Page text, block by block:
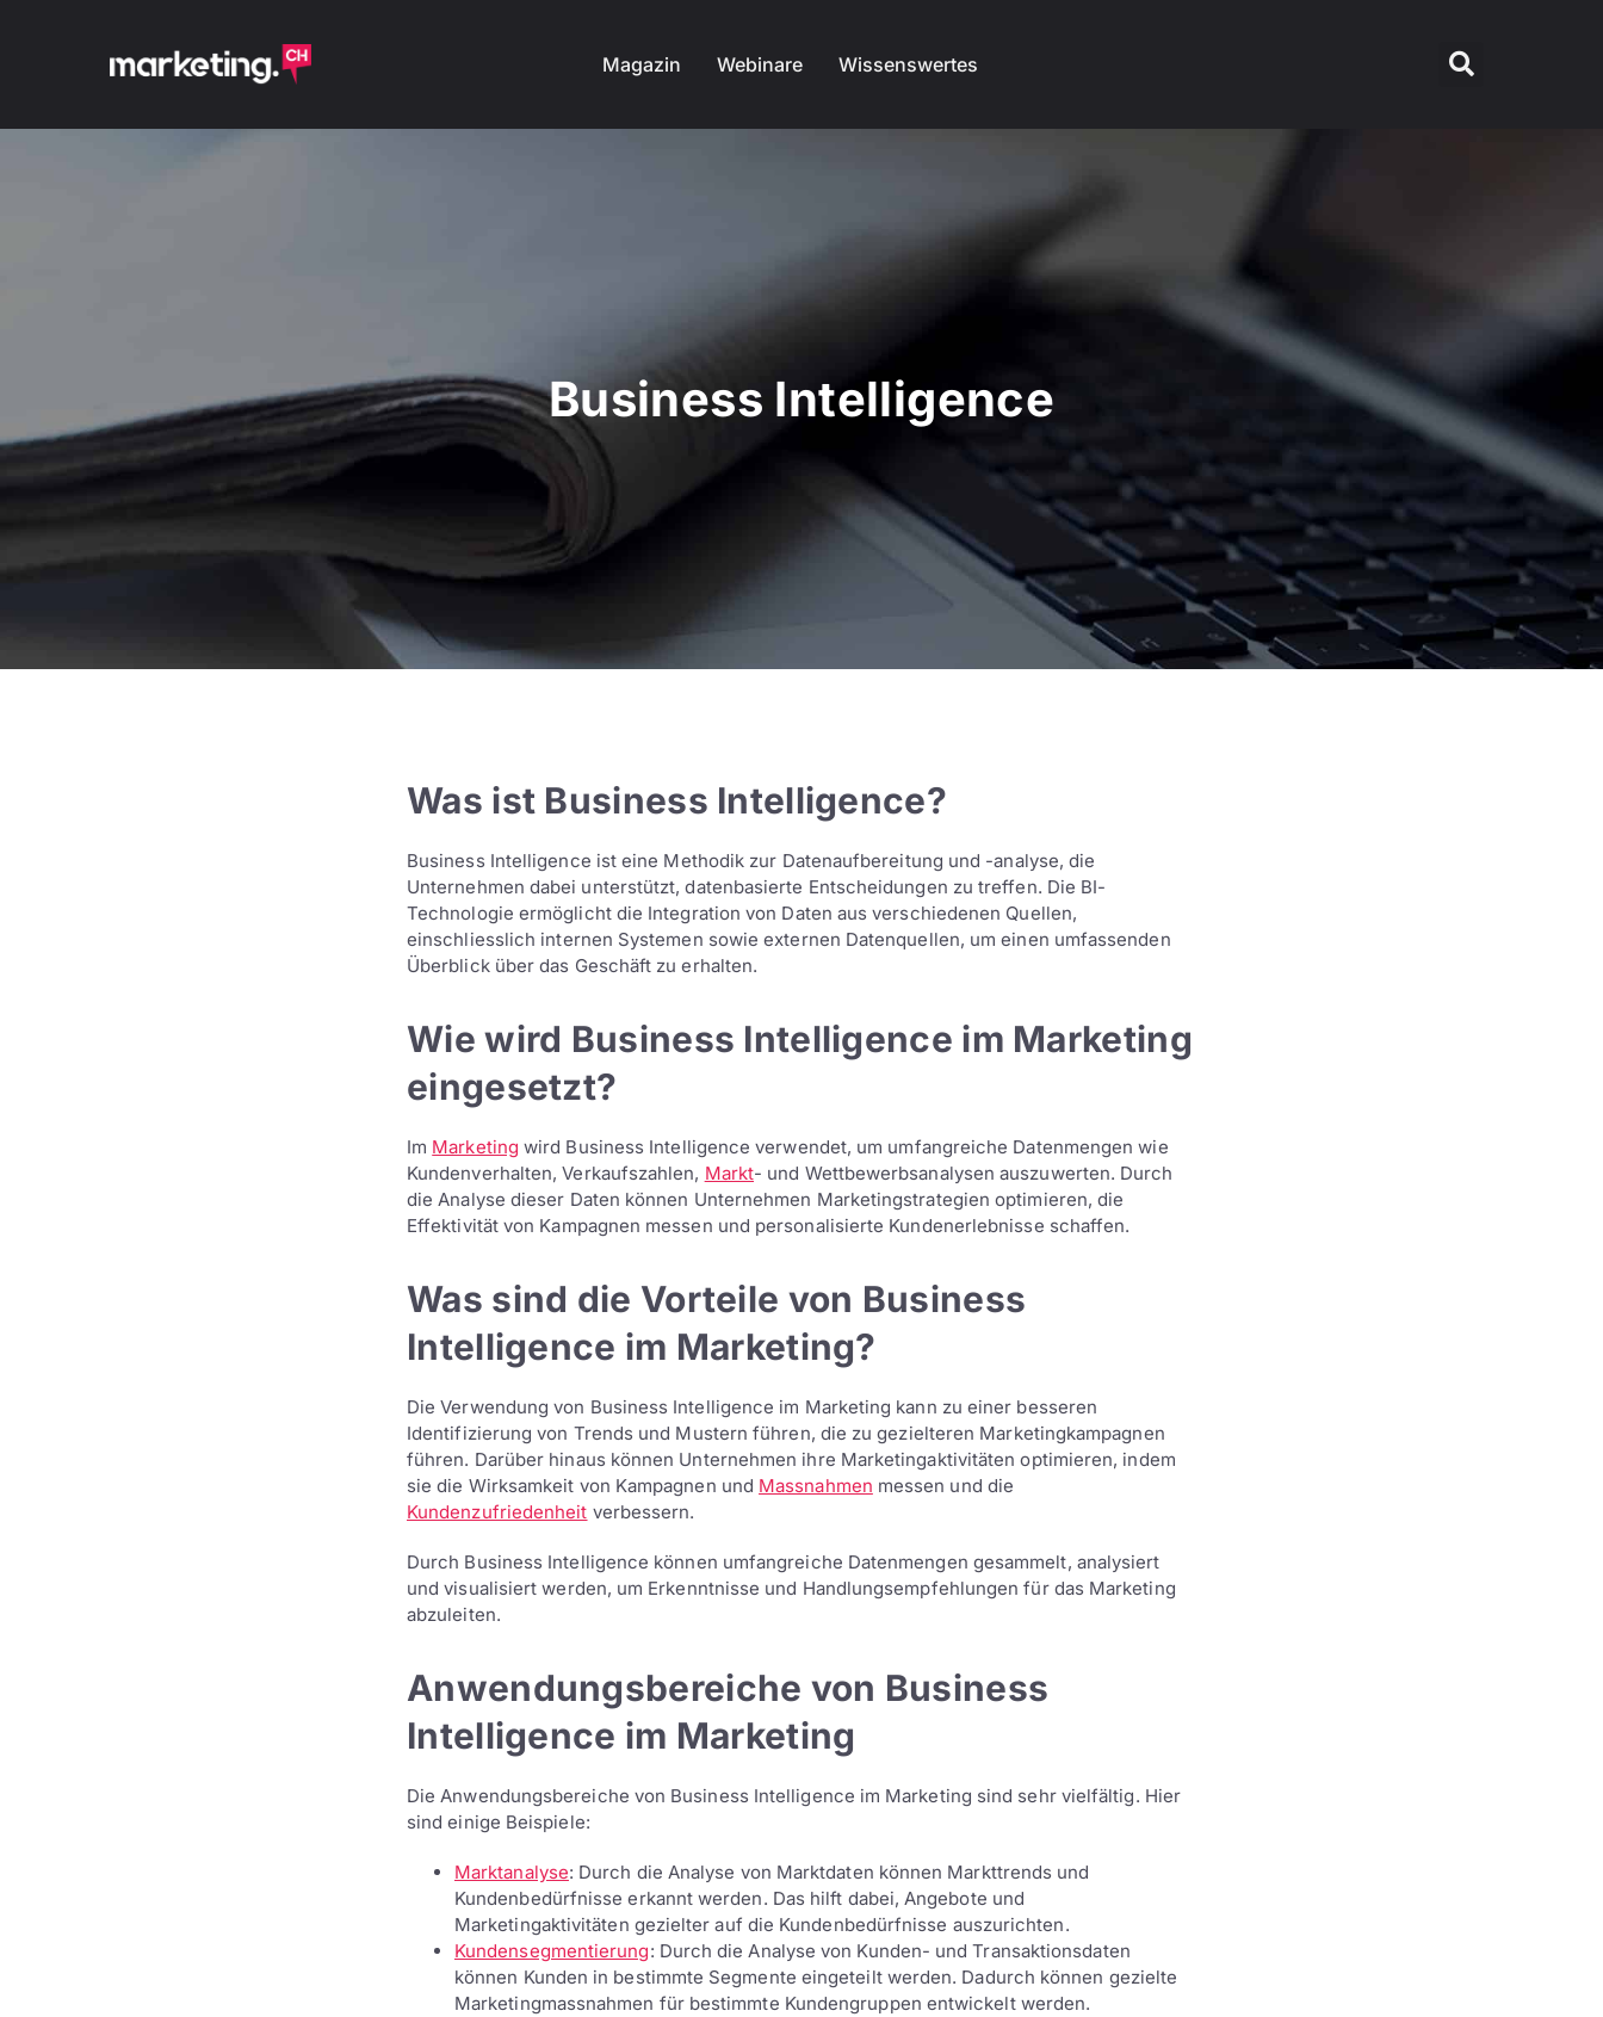
Magazin Webinare Wissenswertes
Business Intelligence
Was ist Business Intelligence?
Business Intelligence ist eine Methodik zur Datenaufbereitung und -analyse, die
Unternehmen dabei unterstützt, datenbasierte Entscheidungen zu treffen. Die BI-
Technologie ermöglicht die Integration von Daten aus verschiedenen Quellen,
einschliesslich internen Systemen sowie externen Datenquellen, um einen umfassenden
Überblick über das Geschäft zu erhalten.
Wie wird Business Intelligence im Marketing
eingesetzt?
Im Marketing wird Business Intelligence verwendet, um umfangreiche Datenmengen wie
Kundenverhalten, Verkaufszahlen, Markt- und Wettbewerbsanalysen auszuwerten. Durch
die Analyse dieser Daten können Unternehmen Marketingstrategien optimieren, die
Effektivität von Kampagnen messen und personalisierte Kundenerlebnisse schaffen.
Was sind die Vorteile von Business
Intelligence im Marketing?
Die Verwendung von Business Intelligence im Marketing kann zu einer besseren
Identifizierung von Trends und Mustern führen, die zu gezielteren Marketingkampagnen
führen. Darüber hinaus können Unternehmen ihre Marketingaktivitäten optimieren, indem
sie die Wirksamkeit von Kampagnen und Massnahmen messen und die
Kundenzufriedenheit verbessern.
Durch Business Intelligence können umfangreiche Datenmengen gesammelt, analysiert
und visualisiert werden, um Erkenntnisse und Handlungsempfehlungen für das Marketing
abzuleiten.
Anwendungsbereiche von Business
Intelligence im Marketing
Die Anwendungsbereiche von Business Intelligence im Marketing sind sehr vielfältig. Hier
sind einige Beispiele:
Marktanalyse: Durch die Analyse von Marktdaten können Markttrends und
Kundenbedürfnisse erkannt werden. Das hilft dabei, Angebote und
Marketingaktivitäten gezielter auf die Kundenbedürfnisse auszurichten.
Kundensegmentierung: Durch die Analyse von Kunden- und Transaktionsdaten
können Kunden in bestimmte Segmente eingeteilt werden. Dadurch können gezielte
Marketingmassnahmen für bestimmte Kundengruppen entwickelt werden.